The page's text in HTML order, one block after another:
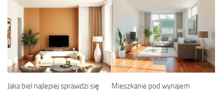
Jaka biel najlepiej sprawdzi się
Mieszkanie pod wynajem